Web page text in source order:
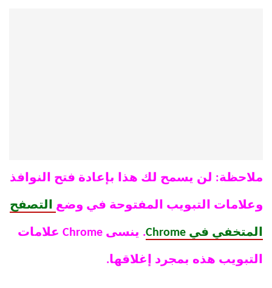
ملاحظة: لن يسمح لك هذا بإعادة فتح النوافذ
وعلامات التبويب المفتوحة في وضع التصفح
المتخفي في Chrome . ينسى Chrome علامات
التبويب هذه بمجرد إغلاقها.